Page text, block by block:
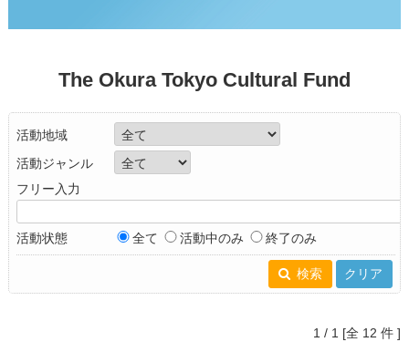
The Okura Tokyo Cultural Fund
活動地域
活動ジャンル
フリー入力
活動状態 全て 活動中のみ 終了のみ
検索 クリア
1 / 1 [全 12 件 ]